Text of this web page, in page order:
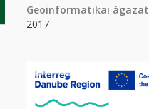
Geoinformatikai ágazat
2017